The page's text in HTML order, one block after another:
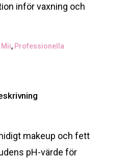
inför vaxning och
Mii, Professionella
makeup och fett
pH-värde för